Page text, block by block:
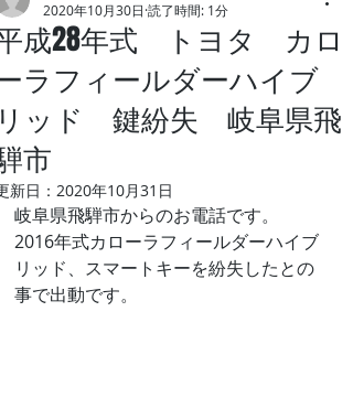
成28年式 トヨタ カロ
ラフィールダーハイブ
ッド 鍵紛失 岐阜県飛
市
2020年10月30日 読了時間: 1分
新日： 2020年10月31日
岐阜県飛騨市からのお電話です。
2016年式カローラフィールダーハイブ
リッド、スマートキーを紛失したとの
事で出動です。